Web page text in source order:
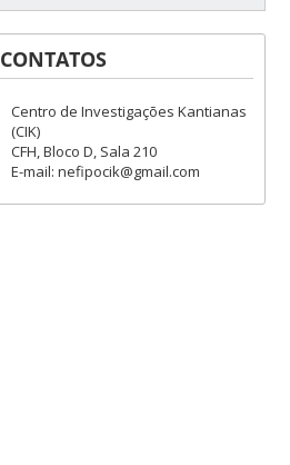
CONTATOS
Centro de Investigações Kantianas
(CIK)
CFH, Bloco D, Sala 210
E-mail: nefipocik@gmail.com